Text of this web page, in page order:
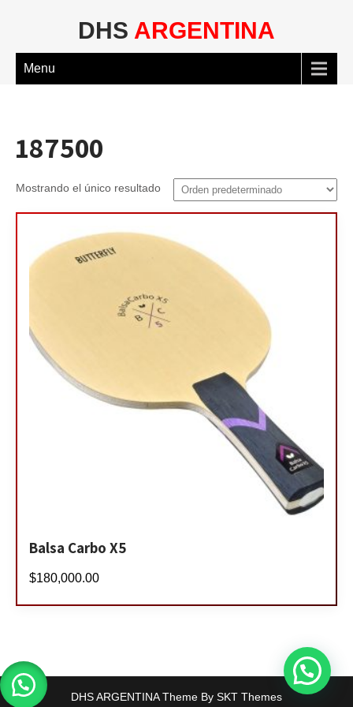
DHS ARGENTINA
Menu
187500
Mostrando el único resultado
Balsa Carbo X5
$180,000.00
DHS ARGENTINA Theme By SKT Themes